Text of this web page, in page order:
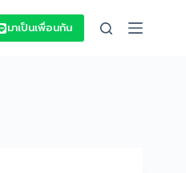
มาเป็นเพื่อนกัน